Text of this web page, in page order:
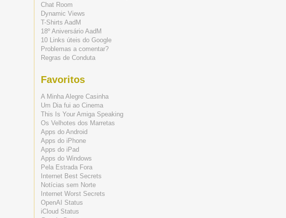
Chat Room
Dynamic Views
T-Shirts AadM
18º Aniversário AadM
10 Links úteis do Google
Problemas a comentar?
Regras de Conduta
Favoritos
A Minha Alegre Casinha
Um Dia fui ao Cinema
This Is Your Amiga Speaking
Os Velhotes dos Marretas
Apps do Android
Apps do iPhone
Apps do iPad
Apps do Windows
Pela Estrada Fora
Internet Best Secrets
Notícias sem Norte
Internet Worst Secrets
OpenAI Status
iCloud Status